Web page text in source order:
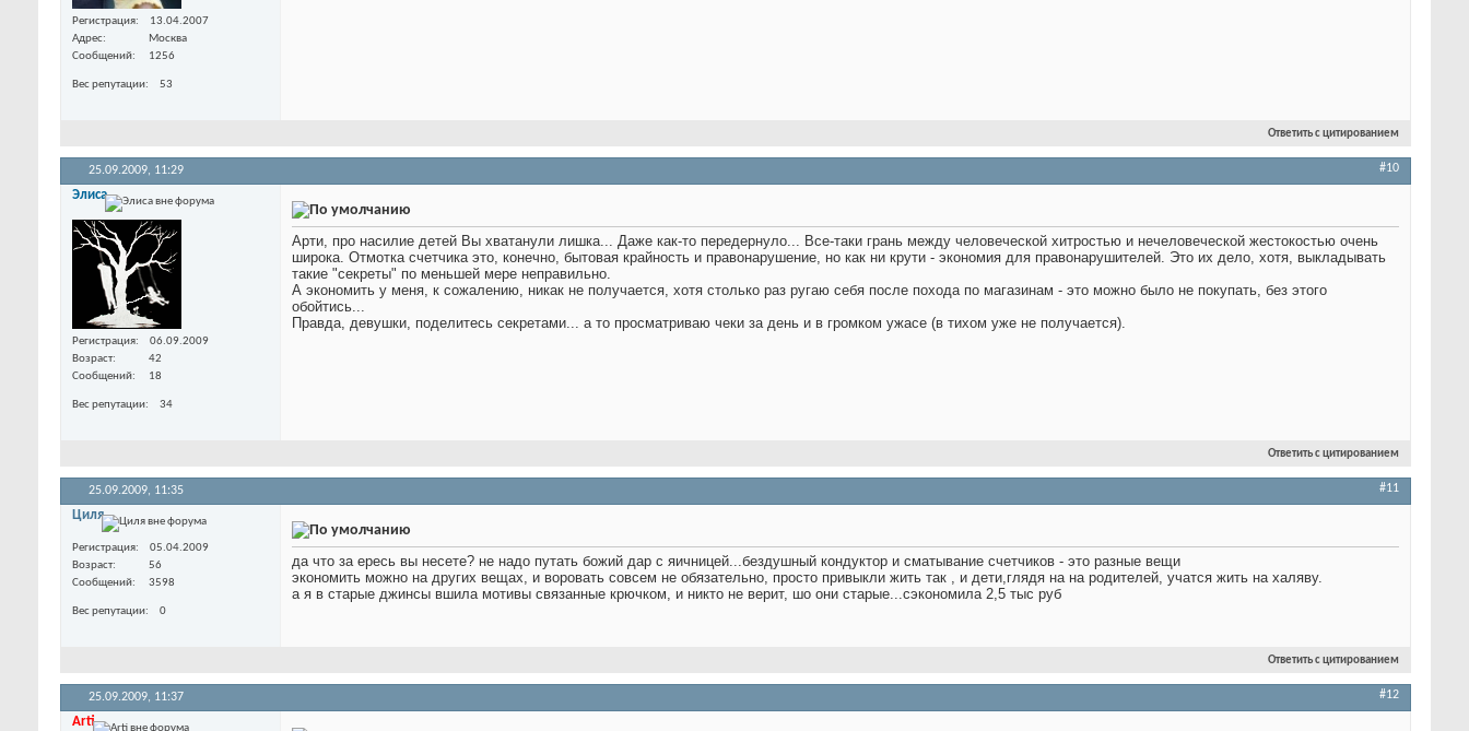
Регистрация
13.04.2007
Адрес
Москва
Сообщений
1256
Вес репутации 53
Ответить с цитированием
25.09.2009, 11:29 #10
Элиса
Регистрация
06.09.2009
Возраст
42
Сообщений
18
Вес репутации 34
Арти, про насилие детей Вы хватанули лишка... Даже как-то передернуло... Все-таки грань между человеческой хитростью и нечеловеческой жестокостью очень
широка. Отмотка счетчика это, конечно, бытовая крайность и правонарушение, но как ни крути - экономия для правонарушителей. Это их дело, хотя, выкладывать
такие "секреты" по меньшей мере неправильно.
А экономить у меня, к сожалению, никак не получается, хотя столько раз ругаю себя после похода по магазинам - это можно было не покупать, без этого
обойтись...
Правда, девушки, поделитесь секретами... а то просматриваю чеки за день и в громком ужасе (в тихом уже не получается).
Ответить с цитированием
25.09.2009, 11:35 #11
Циля
Регистрация
05.04.2009
Возраст
56
Сообщений
3598
Вес репутации 0
да что за ересь вы несете? не надо путать божий дар с яичницей...бездушный кондуктор и сматывание счетчиков - это разные вещи
экономить можно на других вещах, и воровать совсем не обязательно, просто привыкли жить так , и дети,глядя на на родителей, учатся жить на халяву.
а я в старые джинсы вшила мотивы связанные крючком, и никто не верит, шо они старые...сэкономила 2,5 тыс руб
Ответить с цитированием
25.09.2009, 11:37 #12
Arti